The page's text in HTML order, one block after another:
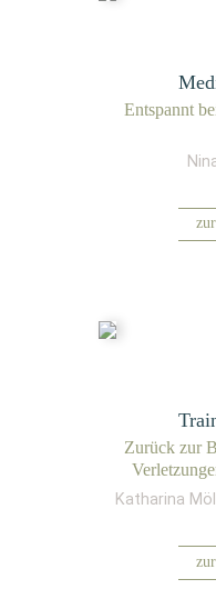
Ent­spannt
Zurück zur
Katharina